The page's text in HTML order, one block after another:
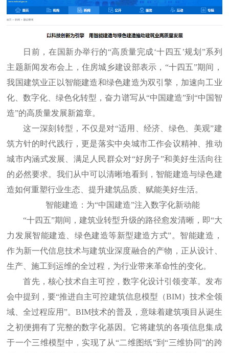
日前，在国新办举行的“高质量完成‘十四五’规划”系列
主题新闻发布会上，住房城乡建设部表示，“十四五”期间，
我国建筑业正以智能建造和绿色建造为双引擎，加速向工业
化、数字化、绿色化转型，奋力谱写从“中国建造”到“中国智
造”的高质量发展新篇章。
这一深刻转型，不仅是对“适用、经济、绿色、美观”建
筑方针的时代践行，更是落实中央城市工作会议精神、推动
城市内涵式发展、满足人民群众对“好房子”和美好生活向往
的必然要求。我们从中可以清晰地看到，智能建造与绿色建
造如何重塑行业生态、提升建筑品质、赋能美好生活。
智能建造：为“中国建造”注入数字化新动能
“十四五”期间，建筑业转型升级的路径愈发清晰，即“大
力发展智能建造、绿色建造等新型建造方式”。智能建造，
作为新一代信息技术与建筑业深度融合的产物，正从设计、
生产、施工到运维的全过程，为行业带来革命性的变化。
首先，核心技术自主可控，数字化设计引领变革。发布
会中提到，要“推进自主可控建筑信息模型（BIM）技术全领
域、全过程应用”。BIM技术的普及，意味着建筑项目从诞生
之初便拥有了完整的数字化基因。它将建筑的各项信息集成
于一个三维模型中，实现了从“二维图纸”到“三维协同”的跨